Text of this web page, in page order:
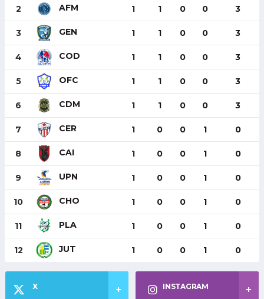
2 AFM 1 1 0 0 3
3 GEN 1 1 0 0 3
4 COD 1 1 0 0 3
5 OFC 1 1 0 0 3
6 CDM 1 1 0 0 3
7 CER 1 0 0 1 0
8 CAI 1 0 0 1 0
9 UPN 1 0 0 1 0
10 CHO 1 0 0 1 0
11 PLA 1 0 0 1 0
12 JUT 1 0 0 1 0
X INSTAGRAM